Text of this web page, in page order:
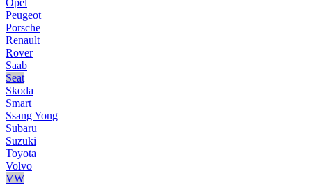
Peugeot
Porsche
Renault
Rover
Saab
Seat
Skoda
Smart
Ssang Yong
Subaru
Suzuki
Toyota
Volvo
VW